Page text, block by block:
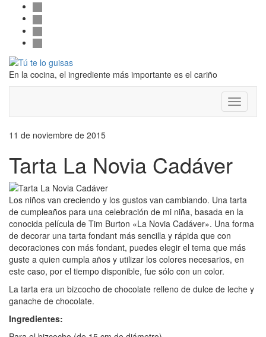
contenido
Follow
us
facebook
twitter
pinterest
instagram
Alternar
la
cabecera
En la cocina, el ingrediente más importante es el cariño
Cambiar
modo
11 de noviembre de 2015
Tarta La Novia Cadáver
Los niños van creciendo y los gustos van cambiando. Una tarta
de cumpleaños para una celebración de mi niña, basada en la
conocida película de Tim Burton «La Novia Cadáver». Una forma
de decorar una tarta fondant más sencilla y rápida que con
decoraciones con más fondant, puedes elegir el tema que más
guste a quien cumpla años y utilizar los colores necesarios, en
este caso, por el tiempo disponible, fue sólo con un color.
La tarta era un bizcocho de chocolate relleno de dulce de leche y
ganache de chocolate.
Ingredientes: